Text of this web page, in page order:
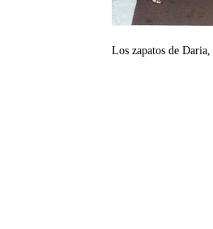
Los zapatos de